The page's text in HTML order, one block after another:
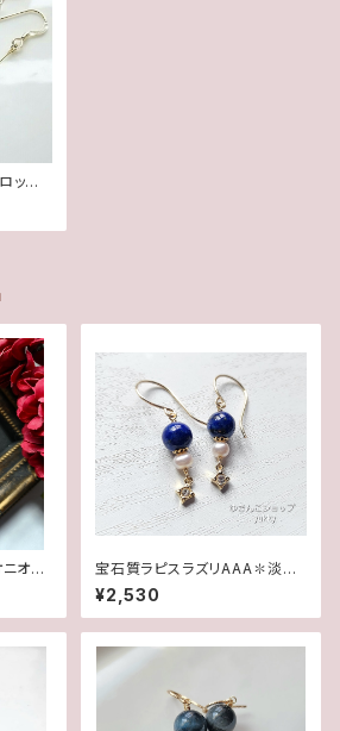
プ1
オン
イヤ
宝石質ラピスラズリAAA✽淡水
パール14kgfピアス/イヤリング
¥2,530